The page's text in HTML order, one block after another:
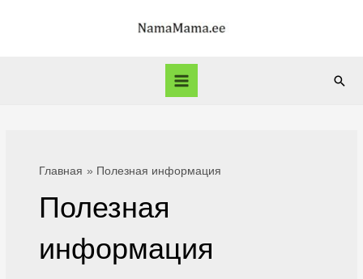
Main
Главная Полезная информация
Полезная
информация